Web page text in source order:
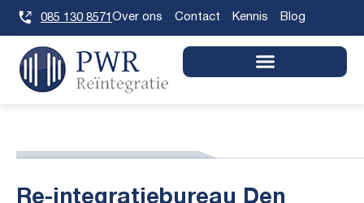
Skip
content
085 130 8571 Over ons Contact Kennis Blog
Re-integratiebureau Den